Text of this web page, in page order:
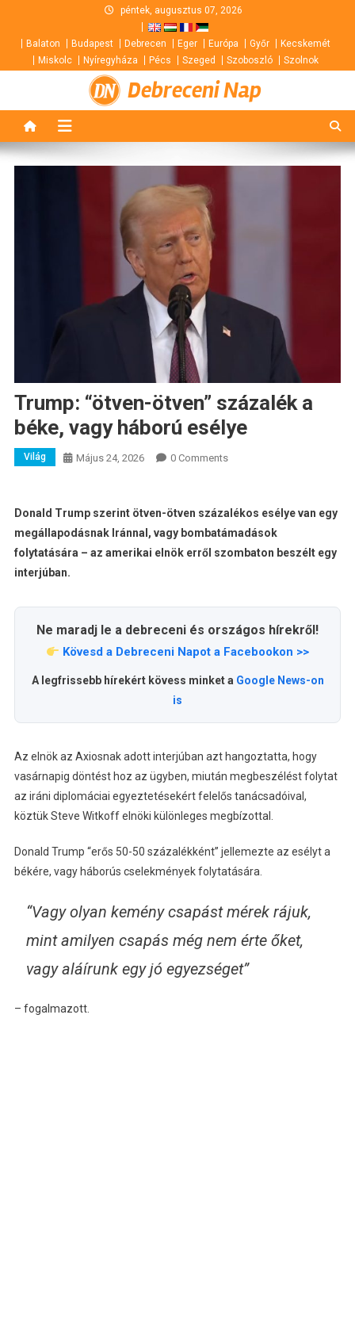
content
péntek, augusztus 07, 2026
Balaton Budapest Debrecen Eger Európa Győr
Kecskemét
Miskolc
Nyíregyháza Pécs Szeged Szoboszló Szolnok
Debreceni Nap
Trump: “ötven-ötven” százalék a
béke, vagy háború esélye
Világ Május 24, 2026 0 Comments
Donald Trump szerint ötven-ötven százalékos esélye van egy
megállapodásnak Iránnal, vagy bombatámadások
folytatására – az amerikai elnök erről szombaton beszélt egy
interjúban.
Ne maradj le a debreceni és országos hírekről!
Kövesd a Debreceni Napot a Facebookon >>
A legfrissebb hírekért kövess minket a Google News-on
is
Az elnök az Axiosnak adott interjúban azt hangoztatta, hogy
vasárnapig döntést hoz az ügyben, miután megbeszélést folytat
az iráni diplomáciai egyeztetésekért felelős tanácsadóival,
köztük Steve Witkoff elnöki különleges megbízottal.
Donald Trump “erős 50-50 százalékként” jellemezte az esélyt a
békére, vagy háborús cselekmények folytatására.
“Vagy olyan kemény csapást mérek rájuk,
mint amilyen csapás még nem érte őket,
vagy aláírunk egy jó egyezséget”
– fogalmazott.